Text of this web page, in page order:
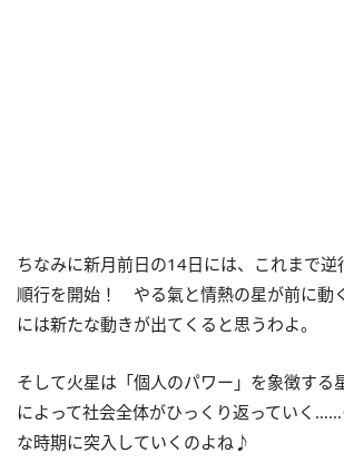
ちなみに新月前日の14日には、これまで
順行を開始！ やる氣と情熱の星が前に動
には新たな動きが出てくると思うわよ。
そして火星は「個人のパワー」を象徴する
によって社会全体がひっくり返っていく
な時期に突入していくのよね♪